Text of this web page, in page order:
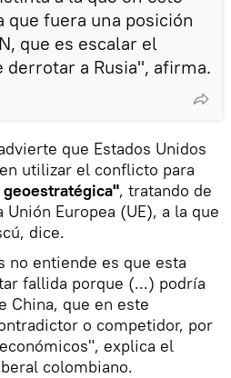
fuera una posición
que es escalar el
a Rusia", afirma.
que Estados Unidos
utilizar el conflicto para
, tratando de
Europea (UE), a la que
dice.
no entiende es que esta
fallida porque (...) podría
China, que en este
o competidor, por
explica el
colombiano.